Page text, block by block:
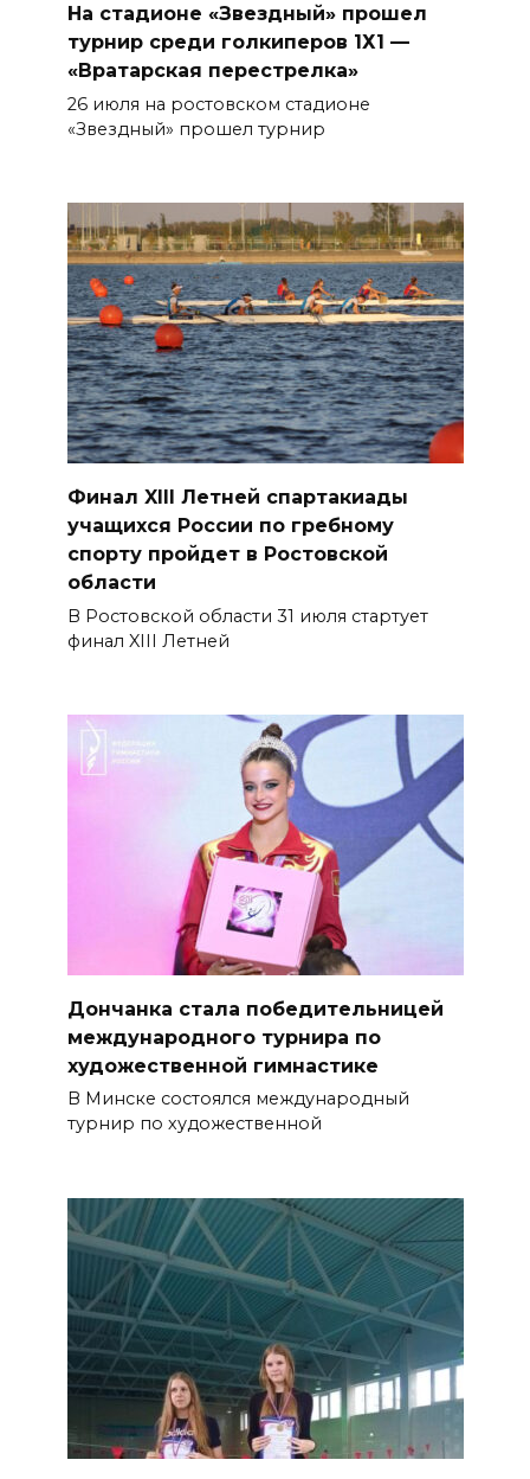
На стадионе «Звездный» прошел
турнир среди голкиперов 1Х1 —
«Вратарская перестрелка»
26 июля на ростовском стадионе
«Звездный» прошел турнир
Финал XIII Летней спартакиады
учащихся России по гребному
спорту пройдет в Ростовской
области
В Ростовской области 31 июля стартует
финал XIII Летней
Дончанка стала победительницей
международного турнира по
художественной гимнастике
В Минске состоялся международный
турнир по художественной